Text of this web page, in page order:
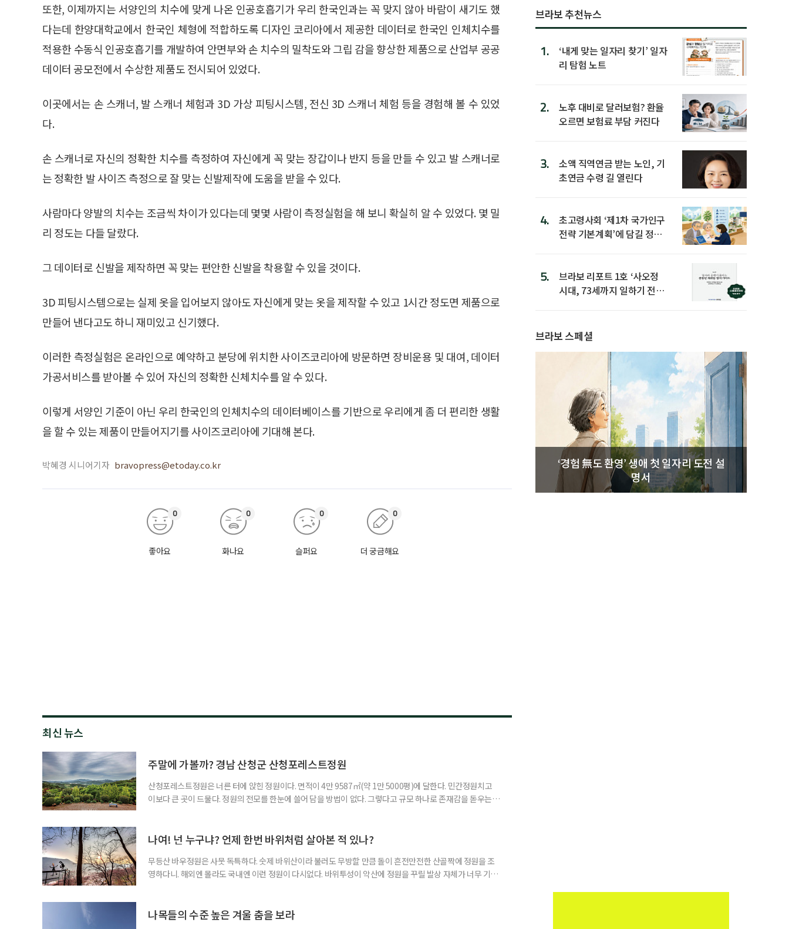
또한, 이제까지는 서양인의 치수에 맞게 나온 인공호흡기가 우리 한국인과는 꼭 맞지 않아 바람이 새기도 했
다는데 한양대학교에서 한국인 체형에 적합하도록 디자인 코리아에서 제공한 데이터로 한국인 인체치수를
적용한 수동식 인공호흡기를 개발하여 안면부와 손 치수의 밀착도와 그립 감을 향상한 제품으로 산업부 공공
데이터 공모전에서 수상한 제품도 전시되어 있었다.
이곳에서는 손 스캐너, 발 스캐너 체험과 3D 가상 피팅시스템, 전신 3D 스캐너 체험 등을 경험해 볼 수 있었
다.
손 스캐너로 자신의 정확한 치수를 측정하여 자신에게 꼭 맞는 장갑이나 반지 등을 만들 수 있고 발 스캐너로
는 정확한 발 사이즈 측정으로 잘 맞는 신발제작에 도움을 받을 수 있다.
사람마다 양발의 치수는 조금씩 차이가 있다는데 몇몇 사람이 측정실험을 해 보니 확실히 알 수 있었다. 몇 밀
리 정도는 다들 달랐다.
그 데이터로 신발을 제작하면 꼭 맞는 편안한 신발을 착용할 수 있을 것이다.
3D 피팅시스템으로는 실제 옷을 입어보지 않아도 자신에게 맞는 옷을 제작할 수 있고 1시간 정도면 제품으로
만들어 낸다고도 하니 재미있고 신기했다.
이러한 측정실험은 온라인으로 예약하고 분당에 위치한 사이즈코리아에 방문하면 장비운용 및 대여, 데이터
가공서비스를 받아볼 수 있어 자신의 정확한 신체치수를 알 수 있다.
이렇게 서양인 기준이 아닌 우리 한국인의 인체치수의 데이터베이스를 기반으로 우리에게 좀 더 편리한 생활
을 할 수 있는 제품이 만들어지기를 사이즈코리아에 기대해 본다.
박혜경 시니어기자 bravopress@etoday.co.kr
좋아요
0
화나요
0
슬퍼요
0
더 궁금해요
0
최신 뉴스
주말에 가볼까? 경남 산청군 산청포레스트정원
산청포레스트정원은 너른 터에 앉힌 정원이다. 면적이 4만 9587㎡(약 1만 5000평)에 달한다. 민간정원치고
이보다 큰 곳이 드물다. 정원의 전모를 한눈에 쓸어 담을 방법이 없다. 그렇다고 규모 하나로 존재감을 돋우는
겁게 다가올 수 있다. 가령 조경 작업 끝에 어쩔 수 없이 귀결된 여백이 지나치게 휑하면 스산할 수
나여! 넌 누구냐? 언제 한번 바위처럼 살아본 적 있나?
무등산 바우정원은 사뭇 독특하다. 숫제 바위산이라 불러도 무방할 만큼 돌이 흔전만전한 산골짝에 정원을 조
영하다니. 해외엔 몰라도 국내엔 이런 정원이 다시없다. 바위투성이 악산에 정원을 꾸릴 발상 자체가 너무 기발
원의 본이다. 천연 기암괴석의 원초성과 야생성을, 미감과 상징성을 오롯이 만끽할 수 있는 이색 정원이다. 바위
나목들의 수준 높은 겨울 춤을 보라
브라보 추천뉴스
1.
‘내게 맞는 일자리 찾기’ 일자
리 탐험 노트
2.
노후 대비로 달러보험? 환율
오르면 보험료 부담 커진다
3.
소액 직역연금 받는 노인, 기
초연금 수령 길 열린다
4.
초고령사회 ‘제1차 국가인구
전략 기본계획’에 담길 정책
5.
브라보 리포트 1호 ‘사오정
시대, 73세까지 일하기 전략’
브라보 스페셜
‘경험 無도 환영’ 생애 첫 일자리 도전 설
명서